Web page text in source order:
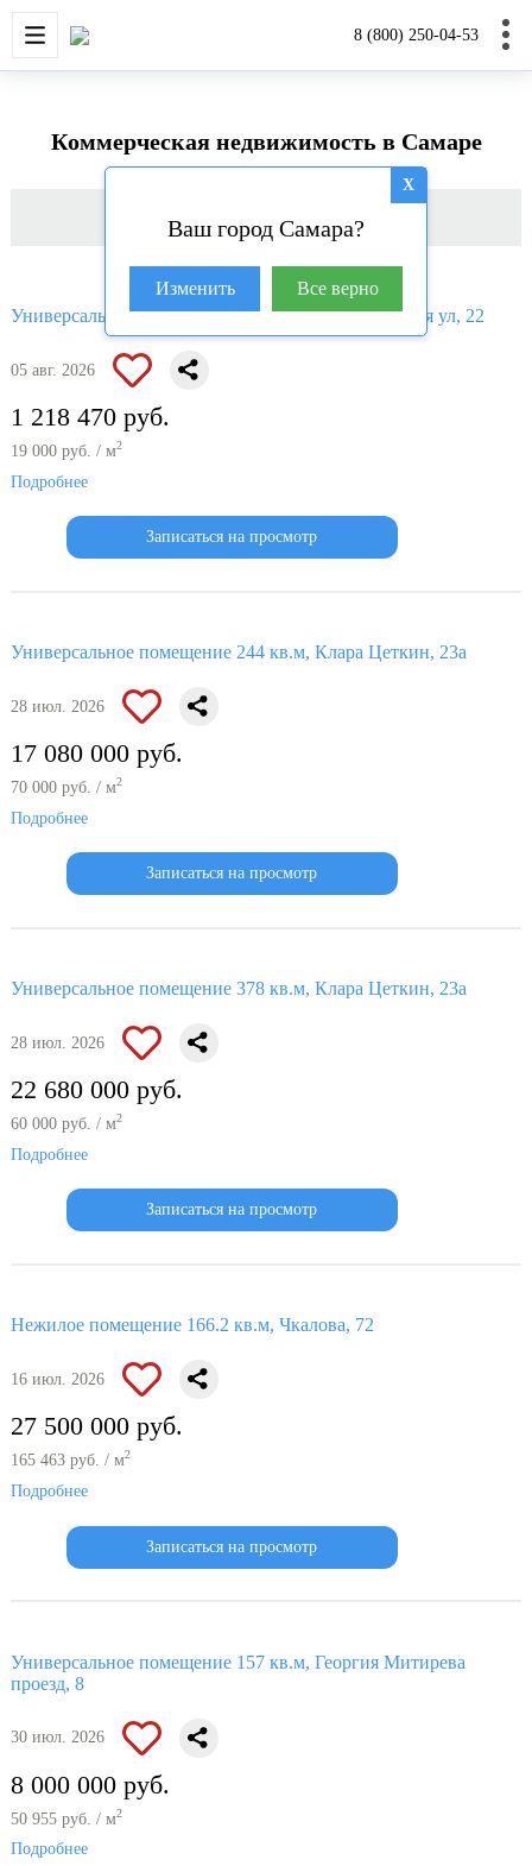
8 (800) 250-04-53
НОВОСТРОЙКИ ДОМА И
X
Ваш город Самара?
Изменить Все верно
Коммерческая недвижимость в Самаре
Фильтр
Универсальное помещение 64.13 кв.м, Запорожская ул, 22
05 авг. 2026
1 218 470 руб.
19 000 руб. / м2
Подробнее
Записаться на просмотр
Универсальное помещение 244 кв.м, Клара Цеткин, 23а
28 июл. 2026
17 080 000 руб.
70 000 руб. / м2
Подробнее
Записаться на просмотр
Универсальное помещение 378 кв.м, Клара Цеткин, 23а
28 июл. 2026
22 680 000 руб.
60 000 руб. / м2
Подробнее
Записаться на просмотр
Нежилое помещение 166.2 кв.м, Чкалова, 72
16 июл. 2026
27 500 000 руб.
165 463 руб. / м2
Подробнее
Записаться на просмотр
Универсальное помещение 157 кв.м, Георгия Митирева
проезд, 8
30 июл. 2026
8 000 000 руб.
50 955 руб. / м2
Подробнее